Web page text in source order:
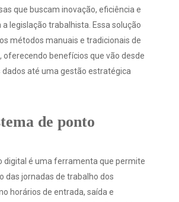
que buscam inovação, eficiência e
legislação trabalhista. Essa solução
métodos manuais e tradicionais de
oferecendo benefícios que vão desde
dados até uma gestão estratégica
de ponto
digital é uma ferramenta que permite
das jornadas de trabalho dos
horários de entrada, saída e